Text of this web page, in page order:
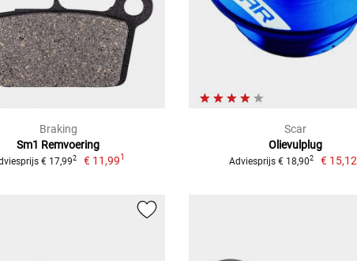
Braking
Sm1 Remvoering
€ 17,992 € 11,991
Scar
Olievulplug
Adviesprijs € 18,902 € 15,12